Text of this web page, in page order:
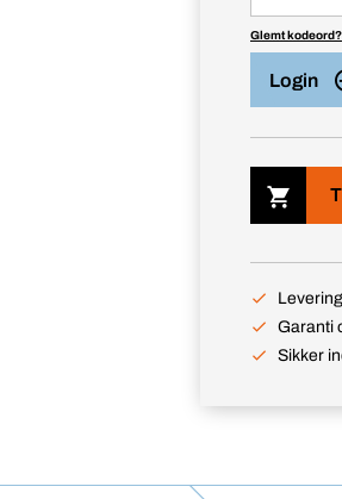
Glemt kodeord?
Login
Garanti
Sikker